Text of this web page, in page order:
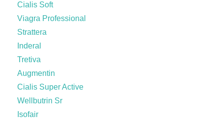
Cialis Soft
Viagra Professional
Strattera
Inderal
Tretiva
Augmentin
Cialis Super Active
Wellbutrin Sr
Isofair